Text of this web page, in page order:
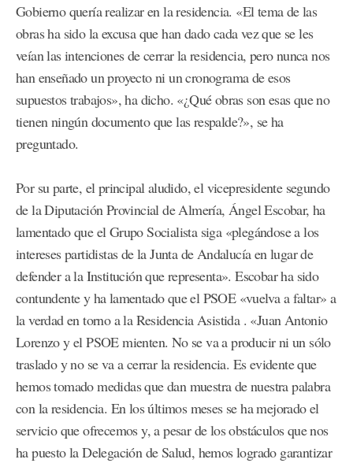
Gobierno quería realizar en la residencia. «El tema de las
obras ha sido la excusa que han dado cada vez que se les
veían las intenciones de cerrar la residencia, pero nunca nos
han enseñado un proyecto ni un cronograma de esos
supuestos trabajos», ha dicho. «¿Qué obras son esas que no
tienen ningún documento que las respalde?», se ha
preguntado.
Por su parte, el principal aludido, el vicepresidente segundo
de la Diputación Provincial de Almería, Ángel Escobar, ha
lamentado que el Grupo Socialista siga «plegándose a los
intereses partidistas de la Junta de Andalucía en lugar de
defender a la Institución que representa». Escobar ha sido
contundente y ha lamentado que el PSOE «vuelva a faltar» a
la verdad en torno a la Residencia Asistida . «Juan Antonio
Lorenzo y el PSOE mienten. No se va a producir ni un sólo
traslado y no se va a cerrar la residencia. Es evidente que
hemos tomado medidas que dan muestra de nuestra palabra
con la residencia. En los últimos meses se ha mejorado el
servicio que ofrecemos y, a pesar de los obstáculos que nos
ha puesto la Delegación de Salud, hemos logrado garantizar